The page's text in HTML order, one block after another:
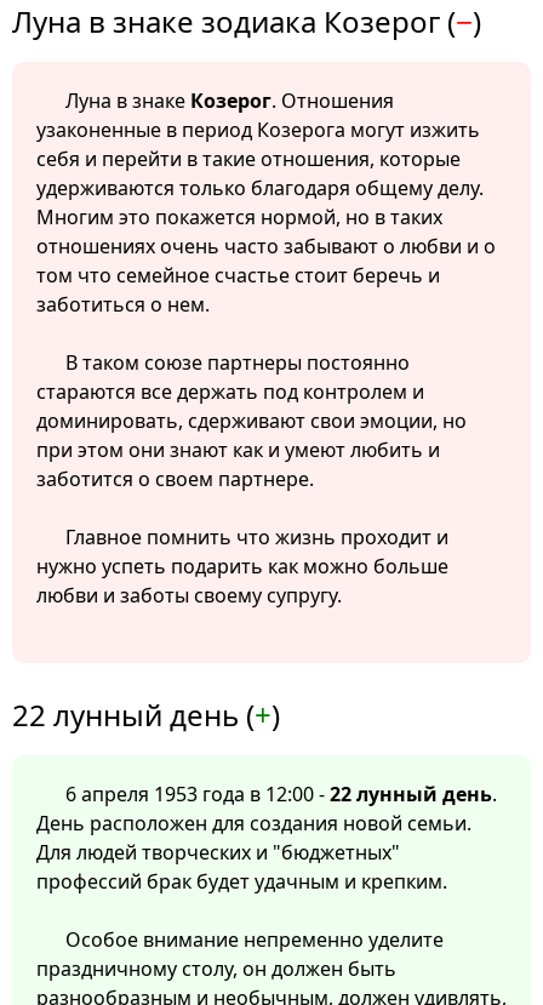
Луна в знаке зодиака Козерог (−)
Луна в знаке Козерог. Отношения
узаконенные в период Козерога могут изжить
себя и перейти в такие отношения, которые
удерживаются только благодаря общему делу.
Многим это покажется нормой, но в таких
отношениях очень часто забывают о любви и о
том что семейное счастье стоит беречь и
заботиться о нем.
В таком союзе партнеры постоянно
стараются все держать под контролем и
доминировать, сдерживают свои эмоции, но
при этом они знают как и умеют любить и
заботится о своем партнере.
Главное помнить что жизнь проходит и
нужно успеть подарить как можно больше
любви и заботы своему супругу.
22 лунный день (+)
6 апреля 1953 года в 12:00 -22 лунный день.
День расположен для создания новой семьи.
Для людей творческих и "бюджетных"
профессий брак будет удачным и крепким.
Особое внимание непременно уделите
праздничному столу, он должен быть
разнообразным и необычным, должен удивлять,